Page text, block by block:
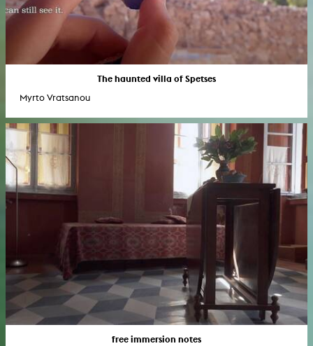
The haunted villa of Spetses
Myrto Vratsanou
free immersion notes